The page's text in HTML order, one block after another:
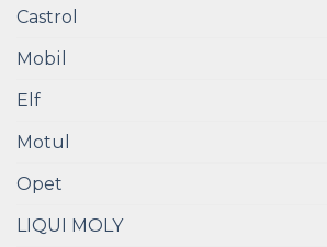
Castrol
Mobil
Elf
Motul
Opet
LIQUI MOLY